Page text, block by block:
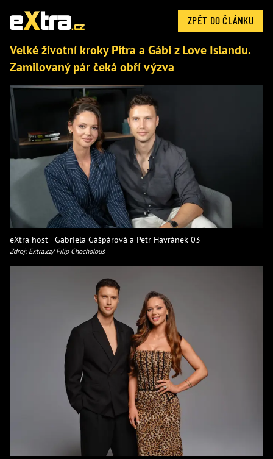
ZPĚT DO ČLÁNKU
Velké životní kroky Pítra a Gábi z Love Islandu.
Zamilovaný pár čeká obří výzva
eXtra host - Gabriela Gášpárová a Petr Havránek 03
Zdroj: Extra.cz/ Filip Chocholouš